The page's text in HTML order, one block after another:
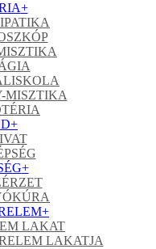
+
MISZTIKA
+
+
+
LAKAT
LAKATJA